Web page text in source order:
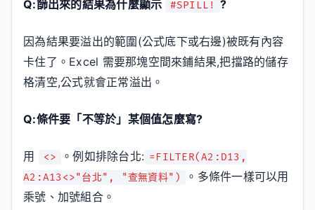
Q:篩出來的結果為什麼顯示 #SPILL! ?
因為結果要溢出的範圍(公式底下或右邊)被既有內容
卡住了。Excel 需要那塊空間來鋪結果,把擋路的儲存
格清空,公式就會正常溢出。
Q:條件要「不等於」某個值怎麼寫?
用 <> 。例如排除台北: =FILTER(A2:D13,
A2:A13<>"台北", "查無資料")
。多條件一樣可以用
乘號、加號組合。